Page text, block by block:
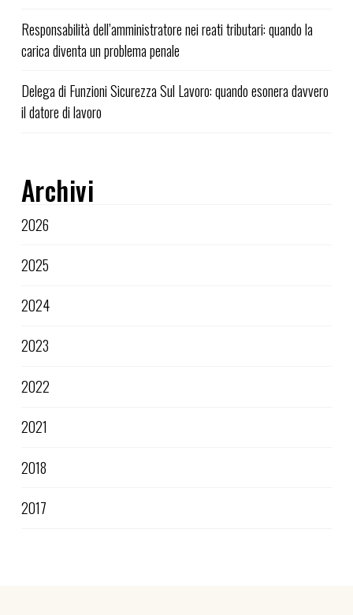
Responsabilità dell’amministratore nei reati tributari: quando la
carica diventa un problema penale
Delega di Funzioni Sicurezza Sul Lavoro: quando esonera davvero
il datore di lavoro
Archivi
2026
2025
2024
2023
2022
2021
2018
2017